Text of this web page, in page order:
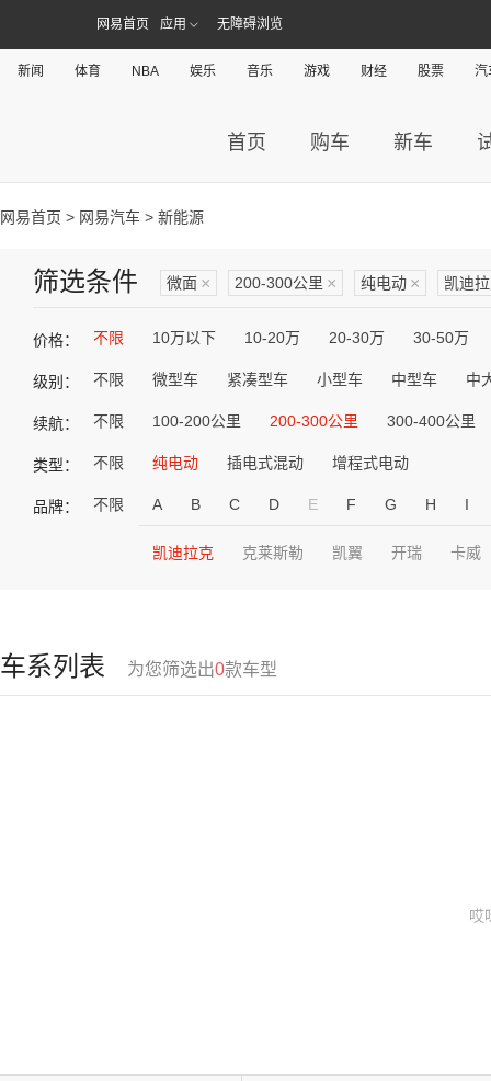
网易首页 应用 无障碍浏览
新闻 体育 NBA 娱乐 音乐 游戏 财经 股票 汽
首页 购车 新车
网易首页 > 网易汽车 > 新能源
筛选条件 微面 × 200-300公里 × 纯电动 × 凯迪
价格： 不限 10万以下 10-20万 20-30万 30-50万
级别： 不限 微型车 紧凑型车 小型车 中型车 中
续航： 不限 100-200公里 200-300公里 300-400公里
类型： 不限 纯电动 插电式混动 增程式电动
品牌： 不限 A B C D E F G H I
凯迪拉克 克莱斯勒 凯翼 开瑞 卡威
车系列表 为您筛选出0款车型
哎